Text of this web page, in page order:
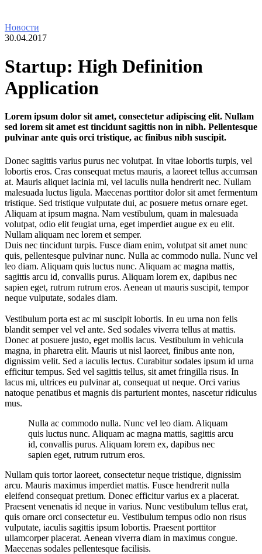
Новости
30.04.2017
Startup: High Definition
Application
Lorem ipsum dolor sit amet, consectetur adipiscing elit. Nullam
sed lorem sit amet est tincidunt sagittis non in nibh. Pellentesque
pulvinar ante quis orci tristique, ac finibus nibh suscipit.
Donec sagittis varius purus nec volutpat. In vitae lobortis turpis, vel
lobortis eros. Cras consequat metus mauris, a laoreet tellus accumsan
at. Mauris aliquet lacinia mi, vel iaculis nulla hendrerit nec. Nullam
malesuada luctus ligula. Maecenas porttitor dolor sit amet fermentum
tristique. Sed tristique vulputate dui, ac posuere metus ornare eget.
Aliquam at ipsum magna. Nam vestibulum, quam in malesuada
volutpat, odio elit feugiat urna, eget imperdiet augue ex eu elit.
Nullam aliquam nec lorem et semper.
Duis nec tincidunt turpis. Fusce diam enim, volutpat sit amet nunc
quis, pellentesque pulvinar nunc. Nulla ac commodo nulla. Nunc vel
leo diam. Aliquam quis luctus nunc. Aliquam ac magna mattis,
sagittis arcu id, convallis purus. Aliquam lorem ex, dapibus nec
sapien eget, rutrum rutrum eros. Aenean ut mauris suscipit, tempor
neque vulputate, sodales diam.
Vestibulum porta est ac mi suscipit lobortis. In eu urna non felis
blandit semper vel vel ante. Sed sodales viverra tellus at mattis.
Donec at posuere justo, eget mollis lacus. Vestibulum in vehicula
magna, in pharetra elit. Mauris ut nisl laoreet, finibus ante non,
dignissim velit. Sed a iaculis lectus. Curabitur sodales ipsum id urna
efficitur tempus. Sed vel sagittis tellus, sit amet fringilla risus. In
lacus mi, ultrices eu pulvinar at, consequat ut neque. Orci varius
natoque penatibus et magnis dis parturient montes, nascetur ridiculus
mus.
Nulla ac commodo nulla. Nunc vel leo diam. Aliquam
quis luctus nunc. Aliquam ac magna mattis, sagittis arcu
id, convallis purus. Aliquam lorem ex, dapibus nec
sapien eget, rutrum rutrum eros.
Nullam quis tortor laoreet, consectetur neque tristique, dignissim
arcu. Mauris maximus imperdiet mattis. Fusce hendrerit nulla
eleifend consequat pretium. Donec efficitur varius ex a placerat.
Praesent venenatis id neque in varius. Nunc vestibulum tellus erat,
quis ornare orci consectetur eu. Vestibulum tempus odio non risus
vulputate, iaculis sagittis ipsum lobortis. Praesent porttitor
ullamcorper placerat. Aenean viverra diam in maximus congue.
Maecenas sodales pellentesque facilisis.